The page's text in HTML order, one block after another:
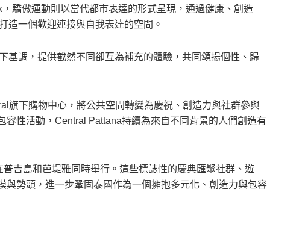
驕傲運動則以當代都市表達的形式呈現，通過健康、創造
造一個歡迎連接與自我表達的空間。
基調，提供截然不同卻互為補充的體驗，共同頌揚個性、歸
旗下購物中心，將公共空間轉變為慶祝、創造力與社群參與
性活動，Central Pattana持續為來自不同背景的人們創造有
吉島和芭堤雅同時舉行。這些標誌性的慶典匯聚社群、遊
勢頭，進一步鞏固泰國作為一個擁抱多元化、創造力與包容